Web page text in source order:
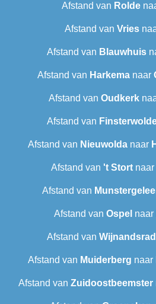
Afstand van Rolde
Afstand van Vries
Afstand van Blauwhuis
Afstand van Harkema naar
Afstand van Oudkerk
Afstand van
Afstand van Nieuwoldanaar
Afstand van 't Stortnaar
Afstand van
Afstand van Ospel naar
Afstand van
Afstand van Muiderberg naar
Afstand van Zuidoostbeemster